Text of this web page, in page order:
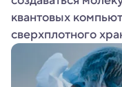
квантовых
сверхплотного